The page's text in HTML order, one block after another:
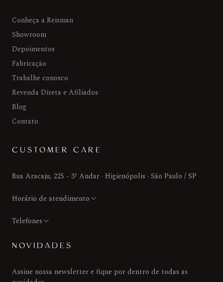
Conheça a Reisman
Showroom
Depoimentos
Fabricação
Trabalhe conosco
Revenda Direta e Afiliados
Blog
Contato
CUSTOMER CARE
Rua Aracaju, 225 - 3º Andar · Higienópolis · São Paulo / SP
Horário de atendimento
Telefones
NOVIDADES
Assine nossa newsletter e fique por dentro de todas as